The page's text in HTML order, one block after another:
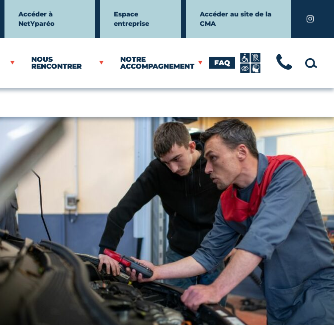
Accéder à
NetYparéo
Espace
entreprise
Accéder au site de la
CMA
NOUS
RENCONTRER
NOTRE
ACCOMPAGNEMENT FAQ